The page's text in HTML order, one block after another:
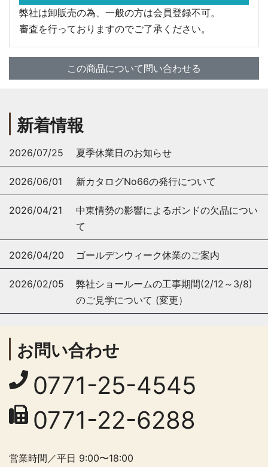
弊社は卸販売の為、一般の方は会員登録不可。
審査を行っておりますのでご了承ください。
この商品について問い合わせる
新着情報
2026/07/25 夏季休業日のお知らせ
2026/06/01 新カタログNo66の発行について
2026/04/21
中東情勢の影響によるボンドの欠品につい
て
2026/04/20 ゴールデンウィーク休業のご案内
2026/02/05
弊社ショールームの工事期間(2/12～3/8)
のご見学について (変更）
お問い合わせ
0771-25-4545
0771-22-6288
営業時間／平日 9:00〜18:00